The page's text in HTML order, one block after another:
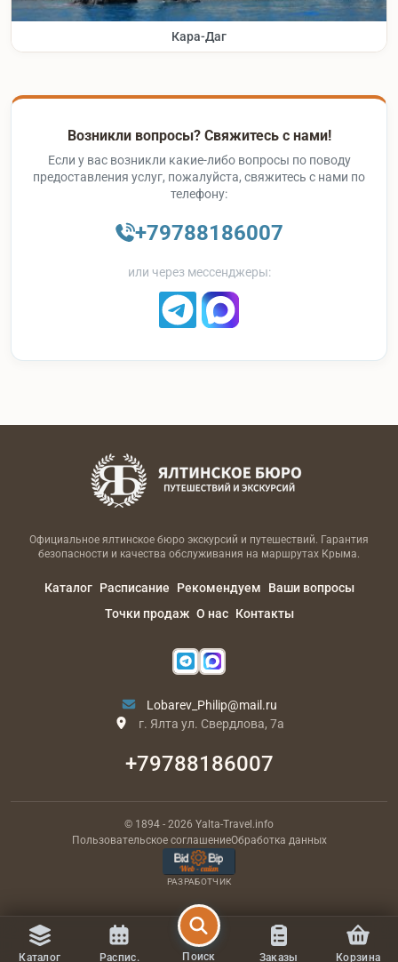
Кара-Даг
Возникли вопросы? Свяжитесь с нами!
Если у вас возникли какие-либо вопросы по поводу
предоставления услуг, пожалуйста, свяжитесь с нами по
телефону:
+79788186007
или через мессенджеры:
Официальное ялтинское бюро экскурсий и путешествий. Гарантия
безопасности и качества обслуживания на маршрутах Крыма.
Каталог Расписание Рекомендуем
Ваши вопросы
Точки продаж О нас Контакты
Lobarev_Philip@mail.ru
г. Ялта ул. Свердлова, 7а
+79788186007
© 1894 - 2026 Yalta-Travel.info
Пользовательское соглашениеОбработка данных
РАЗРАБОТЧИК
Каталог Распис. Поиск Заказы Корзина